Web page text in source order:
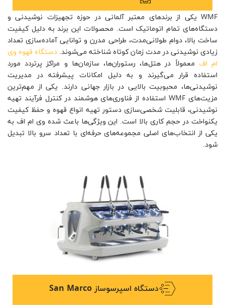
WMF یکی از برندهای معتبر آلمانی در حوزه تجهیزات نوشیدنی و
دستگاه‌های تمام اتوماتیک است. محصولات این برند به دلیل کیفیت
ساخت بالا، دوام طولانی‌مدت، طراحی مدرن و توانایی آماده‌سازی تعداد
زیادی نوشیدنی در مدت زمان کوتاه شناخته می‌شوند. دستگاه قهوه وی
ام اف معمولاً در هتل‌ها، رستوران‌ها، سازمان‌ها و مراکز پرتردد مورد
استفاده قرار می‌گیرند و به دلیل امکانات پیشرفته در مدیریت
نوشیدنی‌ها، محبوبیت بالایی در بازار جهانی دارند. یکی از مهم‌ترین
مزیت‌های WMF استفاده از فناوری‌های هوشمند در کنترل فرآیند تهیه
نوشیدنی، قابلیت شخصی‌سازی دستور تهیه انواع قهوه و حفظ کیفیت
یکنواخت در حجم کاری بالا است. این ویژگی‌ها باعث شده وی ام اف به
یکی از انتخاب‌های اصلی مجموعه‌های حرفه‌ای با تعداد سرو بالا تبدیل
شود.
دستگاه اسپرسوساز San Marco